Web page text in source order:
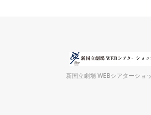
新国立劇場 WEBシアターショ